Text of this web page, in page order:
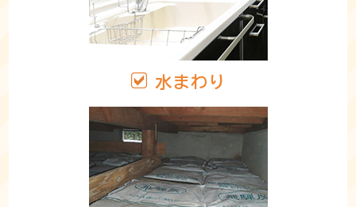
水まわり